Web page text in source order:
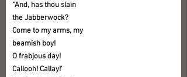
"And, has thou slain
the Jabberwock?
Come to my arms, my
beamish boy!
O frabjous day!
Callooh! Callay!'